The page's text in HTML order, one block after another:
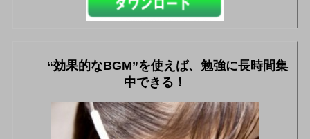
“効果的なBGM”を使えば、勉強に長時間集
中できる！